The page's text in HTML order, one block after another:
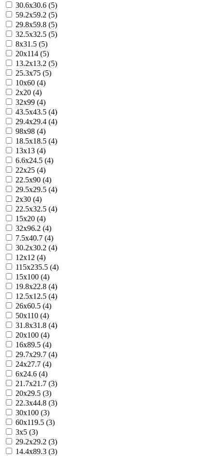
30.6x30.6 (5)
59.2x59.2 (5)
29.8x59.8 (5)
32.5x32.5 (5)
8x31.5 (5)
20x114 (5)
13.2x13.2 (5)
25.3x75 (5)
10x60 (4)
2x20 (4)
32x99 (4)
43.5x43.5 (4)
29.4x29.4 (4)
98x98 (4)
18.5x18.5 (4)
13x13 (4)
6.6x24.5 (4)
22x25 (4)
22.5x90 (4)
29.5x29.5 (4)
2x30 (4)
22.5x32.5 (4)
15x20 (4)
32x96.2 (4)
7.5x40.7 (4)
30.2x30.2 (4)
12x12 (4)
115x235.5 (4)
15x100 (4)
19.8x22.8 (4)
12.5x12.5 (4)
26x60.5 (4)
50x110 (4)
31.8x31.8 (4)
20x100 (4)
16x89.5 (4)
29.7x29.7 (4)
24x27.7 (4)
6x24.6 (4)
21.7x21.7 (3)
20x29.5 (3)
22.3x44.8 (3)
30x100 (3)
60x119.5 (3)
3x5 (3)
29.2x29.2 (3)
14.4x89.3 (3)